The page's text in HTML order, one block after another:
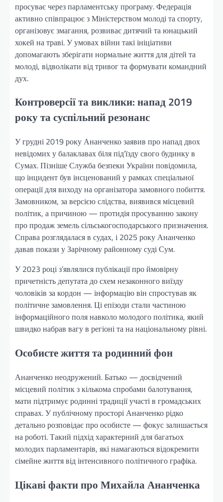
просуває через парламентську програму. Федерація
активно співпрацює з Міністерством молоді та спорту,
організовує змагання, розвиває дитячий та юнацький
хокей на траві. У умовах війни такі ініціативи
допомагають зберігати нормальне життя для дітей та
молоді, відволікати від тривог та формувати командний
дух.
Контроверсії та виклики: напад 2019
року та суспільний резонанс
У грудні 2019 року Ананченко заявив про напад двох
невідомих у балаклавах біля під’їзду свого будинку в
Сумах. Пізніше Служба безпеки України повідомила,
що інцидент був інсценований у рамках спеціальної
операції для виходу на організатора замовного побиття.
Замовником, за версією слідства, виявився місцевий
політик, а причиною — протидія просуванню закону
про продаж земель сільськогосподарського призначення.
Справа розглядалася в судах, і 2025 року Ананченко
давав покази у Зарічному районному суді Сум.
У 2023 році з’являлися публікації про ймовірну
причетність депутата до схем незаконного виїзду
чоловіків за кордон — інформацію він спростував як
політичне замовлення. Ці епізоди стали частиною
інформаційного поля навколо молодого політика, який
швидко набрав вагу в регіоні та на національному рівні.
Особисте життя та родинний фон
Ананченко неодружений. Батько — досвідчений
місцевий політик з кількома спробами балотування,
мати підтримує родинні традиції участі в громадських
справах. У публічному просторі Ананченко рідко
детально розповідає про особисте — фокус залишається
на роботі. Такий підхід характерний для багатьох
молодих парламентарів, які намагаються відокремити
сімейне життя від інтенсивного політичного графіка.
Цікаві факти про Михайла Ананченка